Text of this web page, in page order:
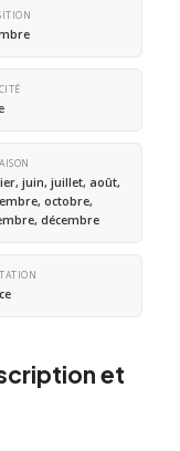
juin, juillet, août,
octobre,
décembre
et